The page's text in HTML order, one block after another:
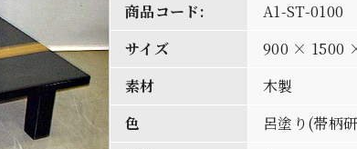
商品コード:
A1-ST-0100
サイズ
900 × 1500
素材
木製
色
呂塗り(帯柄研